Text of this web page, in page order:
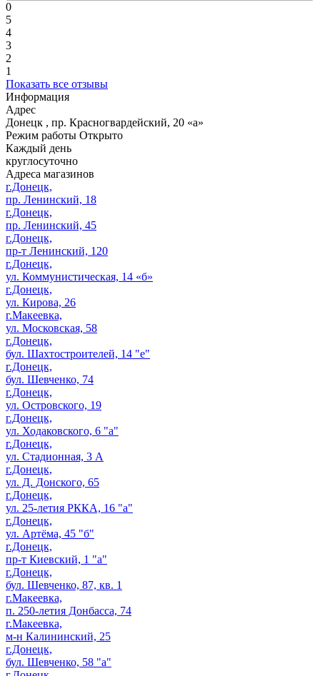
0
5
4
3
2
1
Показать все отзывы
Информация
Адрес
Донецк , пр. Красногвардейский, 20 «а»
Режим работы Открыто
Каждый день
круглосуточно
Адреса магазинов
г.Донецк,
пр. Ленинский, 18
г.Донецк,
пр. Ленинский, 45
г.Донецк,
пр-т Ленинский, 120
г.Донецк,
ул. Коммунистическая, 14 «б»
г.Донецк,
ул. Кирова, 26
г.Макеевка,
ул. Московская, 58
г.Донецк,
бул. Шахтостроителей, 14 "е"
г.Донецк,
бул. Шевченко, 74
г.Донецк,
ул. Островского, 19
г.Донецк,
ул. Ходаковского, 6 "а"
г.Донецк,
ул. Стадионная, 3 А
г.Донецк,
ул. Д. Донского, 65
г.Донецк,
ул. 25-летия РККА, 16 "а"
г.Донецк,
ул. Артёма, 45 "б"
г.Донецк,
пр-т Киевский, 1 "а"
г.Донецк,
бул. Шевченко, 87, кв. 1
г.Макеевка,
п. 250-летия Донбасса, 74
г.Макеевка,
м-н Калининский, 25
г.Донецк,
бул. Шевченко, 58 "а"